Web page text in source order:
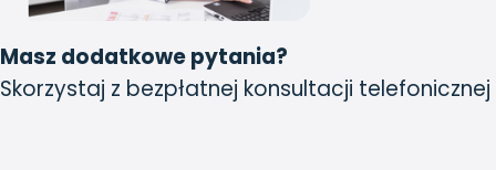
Masz dodatkowe pytania?
Skorzystaj z bezpłatnej konsultacji telefonicznej